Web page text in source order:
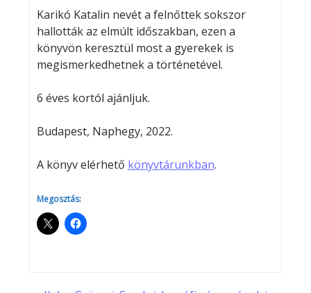
Karikó Katalin nevét a felnőttek sokszor
hallották az elmúlt időszakban, ezen a
könyvön keresztül most a gyerekek is
megismerkedhetnek a történetével.
6 éves kortól ajánljuk.
Budapest, Naphegy, 2022.
A könyv elérhető könyvtárunkban.
Megosztás: